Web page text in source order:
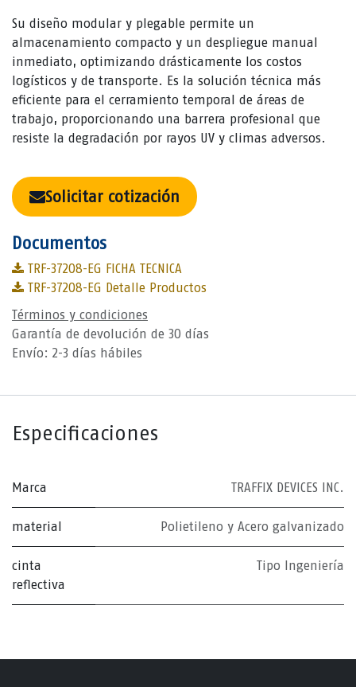
Su diseño modular y plegable permite un
almacenamiento compacto y un despliegue manual
inmediato, optimizando drásticamente los costos
logísticos y de transporte. Es la solución técnica más
eficiente para el cerramiento temporal de áreas de
trabajo, proporcionando una barrera profesional que
resiste la degradación por rayos UV y climas adversos.
Solicitar cotización
Documentos
TRF-37208-EG FICHA TECNICA
TRF-37208-EG Detalle Productos
Términos y condiciones
Garantía de devolución de 30 días
Envío: 2-3 días hábiles
Especificaciones
Marca TRAFFIX DEVICES INC.
material Polietileno y Acero galvanizado
cinta
reflectiva
Tipo Ingeniería